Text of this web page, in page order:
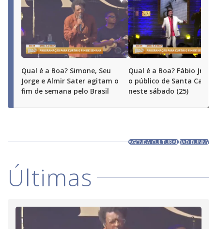
Qual é a Boa? Simone, Seu
Jorge e Almir Sater agitam o
fim de semana pelo Brasil
Qual é a Boa? Fábio Jr.
o público de Santa
neste sábado (25)
AGENDA CULTURALBAD BUNNY
Últimas